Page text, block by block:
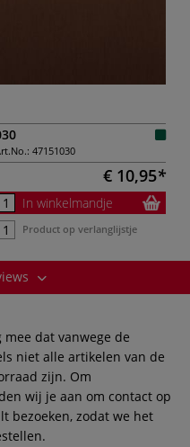
47151030
€ 10,95
In winkelmandje
Product op verlanglijstje
dat vanwege de
niet alle artikelen van de
zijn. Om
wij je aan om contact op
bezoeken, zodat we het